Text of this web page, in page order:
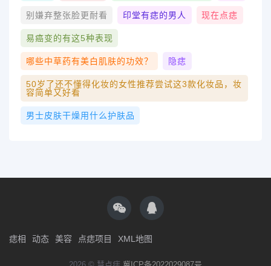
别嫌弃整张脸更耐看 印堂有痣的男人 现在点痣
易癌变的有这5种表现
哪些中草药有美白肌肤的功效？ 隐痣
50岁了还不懂得化妆的女性推荐尝试这3款化妆品，妆
容简单又好看
男士皮肤干燥用什么护肤品
痣相 动态 美容 点痣项目 XML地图